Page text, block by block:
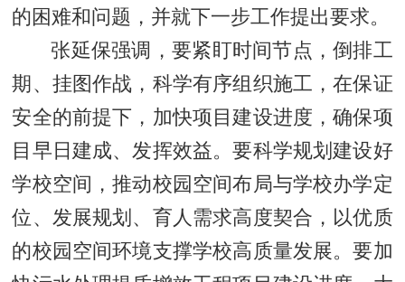
的困难和问题，并就下一步工作提出要求。
张延保强调，要紧盯时间节点，倒排工
期、挂图作战，科学有序组织施工，在保证
安全的前提下，加快项目建设进度，确保项
目早日建成、发挥效益。要科学规划建设好
学校空间，推动校园空间布局与学校办学定
位、发展规划、育人需求高度契合，以优质
的校园空间环境支撑学校高质量发展。要加